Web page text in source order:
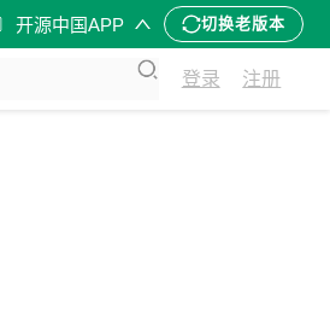
开源中国APP 切换老版本
登录 注册